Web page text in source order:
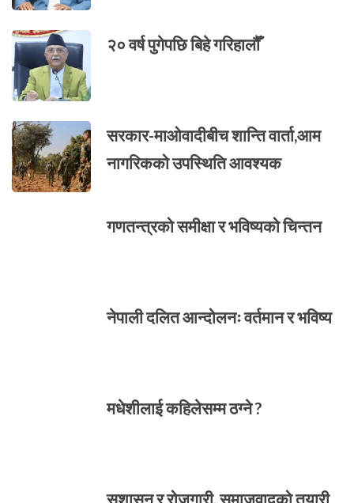
२० वर्ष पुगेपछि बिहे गरिहालौँ
सरकार-माओवादीबीच शान्ति वार्ता,आम
नागरिकको उपस्थिति आवश्यक
गणतन्त्रको समीक्षा र भविष्यको चिन्तन
नेपाली दलित आन्दोलनः वर्तमान र भविष्य
मधेशीलाई कहिलेसम्म ठग्ने ?
सुशासन र रोजगारी, समाजवादको तयारी